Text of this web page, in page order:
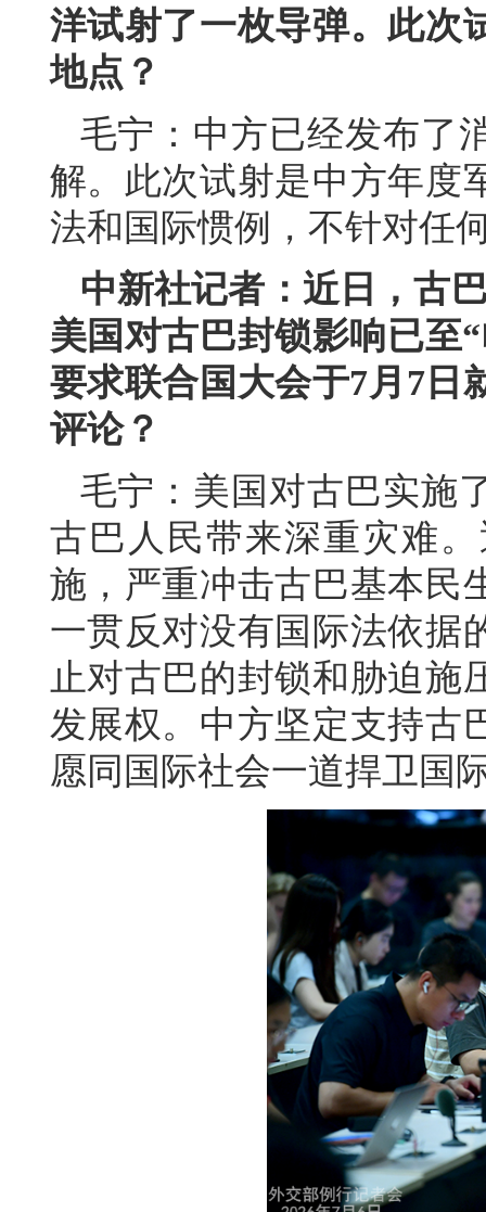
洋试射了一枚导弹。此次
地点？
毛宁：中方已经发布了
解。此次试射是中方年度
法和国际惯例，不针对任
中新社记者：近日，古
美国对古巴封锁影响已至
要求联合国大会于7月7日
评论？
毛宁：美国对古巴实施
古巴人民带来深重灾难
施，严重冲击古巴基本民
一贯反对没有国际法依据
止对古巴的封锁和胁迫施
发展权。中方坚定支持古
愿同国际社会一道捍卫国